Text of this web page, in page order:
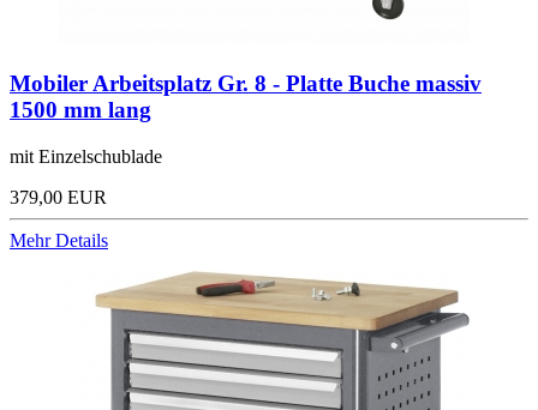
Mobiler Arbeitsplatz Gr. 8 - Platte Buche massiv
1500 mm lang
mit Einzelschublade
379,00 EUR
Mehr Details